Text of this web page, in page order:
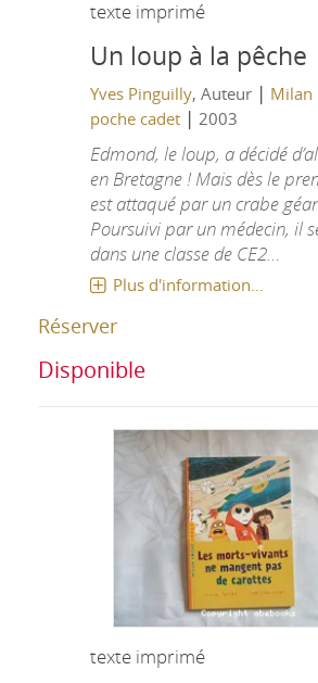
texte imprimé
Un loup à la pêche
Yves Pinguilly, Auteur | Milan
poche cadet| 2003
Edmond, le loup, a décidé
en Bretagne ! Mais dès le
est attaqué par un crabe
Poursuivi par un médecin, il
dans une classe de CE2…
Plus d'information...
Réserver
Disponible
texte imprimé